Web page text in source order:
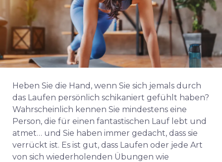
Heben Sie die Hand, wenn Sie sich jemals durch
das Laufen persönlich schikaniert gefühlt haben?
Wahrscheinlich kennen Sie mindestens eine
Person, die für einen fantastischen Lauf lebt und
atmet… und Sie haben immer gedacht, dass sie
verrückt ist. Es ist gut, dass Laufen oder jede Art
von sich wiederholenden Übungen wie